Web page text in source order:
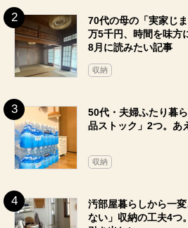
70代の母の「実家じ
万5千円、時間を味方
8月に読みたい記事
収納
50代・夫婦ふたり暮
品ストック」2つ。あ
収納
汚部屋暮らしから一
ない」収納の工夫4つ